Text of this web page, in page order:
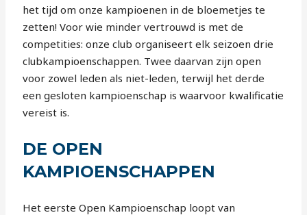
het tijd om onze kampioenen in de bloemetjes te
zetten! Voor wie minder vertrouwd is met de
competities: onze club organiseert elk seizoen drie
clubkampioenschappen. Twee daarvan zijn open
voor zowel leden als niet-leden, terwijl het derde
een gesloten kampioenschap is waarvoor kwalificatie
vereist is.
DE OPEN
KAMPIOENSCHAPPEN
Het eerste Open Kampioenschap loopt van